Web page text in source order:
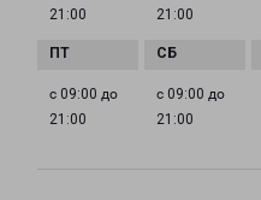
21:00
21:00
с 09:00 до
21:00
с 09:00 до
21:00